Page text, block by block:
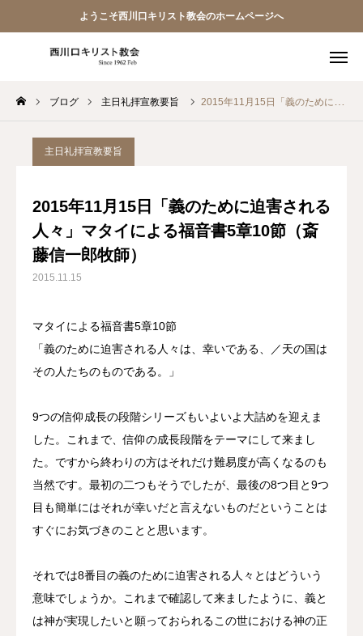
ようこそ西川口キリスト教会のホームページへ
ブログ 主日礼拝宣教要旨 2015年11月15日「義のために迫害される人々」マタイによる福音書5章10節（斎藤信一郎牧師）
主日礼拝宣教要旨
2015年11月15日「義のために迫害される
人々」マタイによる福音書5章10節（斎
藤信一郎牧師）
2015.11.15
マタイによる福音書5章10節
「義のために迫害される人々は、幸いである、／天の国は
その人たちのものである。」
9つの信仰成長の段階シリーズもいよいよ大詰めを迎えま
した。これまで、信仰の成長段階をテーマにして来まし
た。ですから終わりの方はそれだけ難易度が高くなるのも
当然です。最初の二つもそうでしたが、最後の8つ目と9つ
目も簡単にはそれが幸いだと言えないものだということは
すぐにお気づきのことと思います。
それでは8番目の義のために迫害される人々とはどういう
意味でしょうか。これまで確認して来ましたように、義と
は神が実現したいと願っておられるこの世における神の正
教会員ページ
ようこそ桜並木の教会へ
西川口キリスト教会 信仰告白
案内･地図